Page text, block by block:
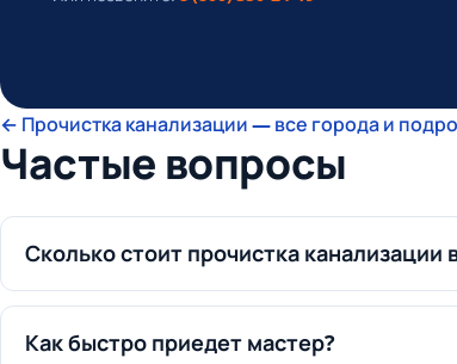
← Прочистка канализации — все города и
Частые вопросы
Сколько стоит прочистка канализации
Как быстро приедет мастер?